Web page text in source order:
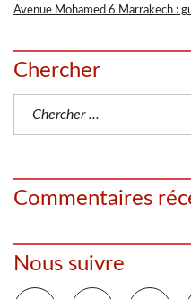
Avenue Mohamed 6 Marrakech :
Chercher
Commentaires
Nous suivre